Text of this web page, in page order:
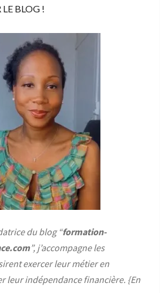
BLOG !
du blog “formation-
”, j’accompagne les
exercer leur métier en
leur indépendance financière. {En